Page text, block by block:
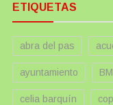
ETIQUETAS
abra del pas
ayuntamiento BM
celia barquín